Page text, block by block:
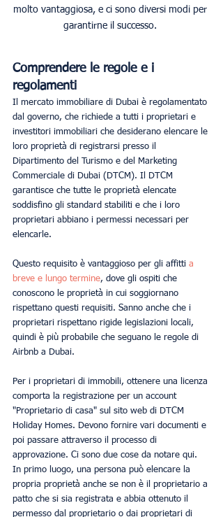
molto vantaggiosa, e ci sono diversi modi per
garantirne il successo.
Comprendere le regole e i
regolamenti
Il mercato immobiliare di Dubai è regolamentato
dal governo, che richiede a tutti i proprietari e
investitori immobiliari che desiderano elencare le
loro proprietà di registrarsi presso il
Dipartimento del Turismo e del Marketing
Commerciale di Dubai (DTCM). Il DTCM
garantisce che tutte le proprietà elencate
soddisfino gli standard stabiliti e che i loro
proprietari abbiano i permessi necessari per
elencarle.
Questo requisito è vantaggioso per gli affitti a
breve e lungo termine, dove gli ospiti che
conoscono le proprietà in cui soggiornano
rispettano questi requisiti. Sanno anche che i
proprietari rispettano rigide legislazioni locali,
quindi è più probabile che seguano le regole di
Airbnb a Dubai.
Per i proprietari di immobili, ottenere una licenza
comporta la registrazione per un account
"Proprietario di casa" sul sito web di DTCM
Holiday Homes. Devono fornire vari documenti e
poi passare attraverso il processo di
approvazione. Ci sono due cose da notare qui.
In primo luogo, una persona può elencare la
propria proprietà anche se non è il proprietario a
patto che si sia registrata e abbia ottenuto il
permesso dal proprietario o dai proprietari di